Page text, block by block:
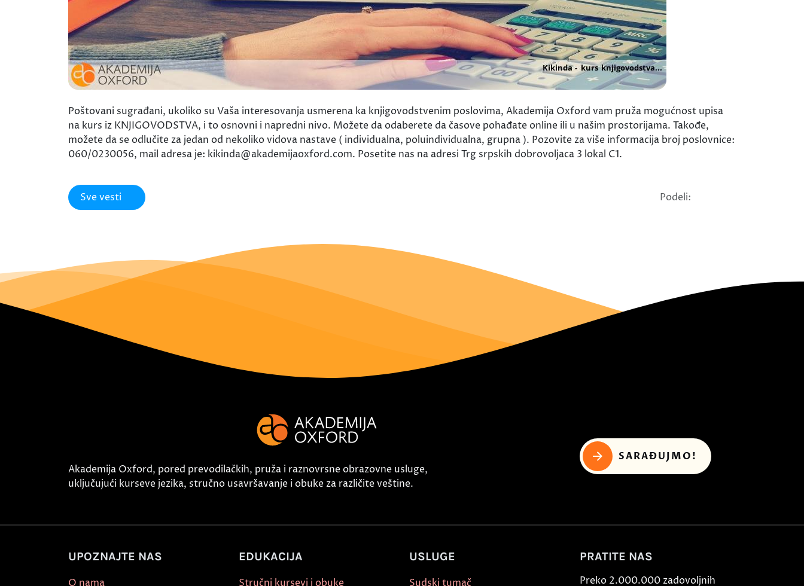
Poštovani sugrađani, ukoliko su Vaša interesovanja usmerena ka knjigovodstvenim poslovima, Akademija Oxford vam pruža mogućnost upisa
na kurs iz KNJIGOVODSTVA, i to osnovni i napredni nivo. Možete da odaberete da časove pohađate online ili u našim prostorijama. Takođe,
možete da se odlučite za jedan od nekoliko vidova nastave ( individualna, poluindividualna, grupna ). Pozovite za više informacija broj poslovnice:
060/0230056, mail adresa je: kikinda@akademijaoxford.com. Posetite nas na adresi Trg srpskih dobrovoljaca 3 lokal C1.
Sve vesti Podeli:
Akademija Oxford, pored prevodilačkih, pruža i raznovrsne obrazovne usluge,
uključujući kurseve jezika, stručno usavršavanje i obuke za različite veštine.
SARAĐUJMO!
UPOZNAJTE NAS
O nama
EDUKACIJA
Stručni kursevi i obuke
USLUGE
Sudski tumač
PRATITE NAS
Preko 2.000.000 zadovoljnih